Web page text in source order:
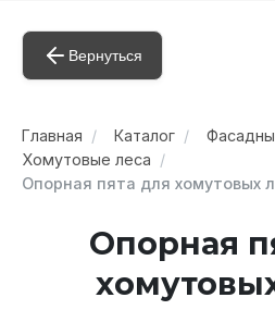
Вернуться
Главная Каталог
Хомутовые леса
Опорная пята для хомутовых
Опорная